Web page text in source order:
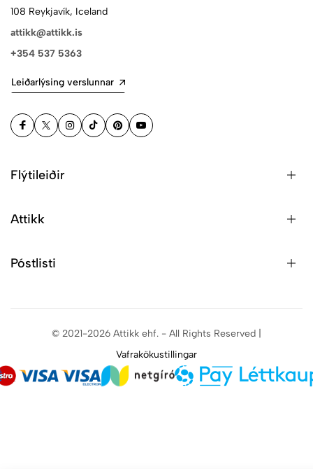
108 Reykjavík, Iceland
attikk@attikk.is
+354 537 5363
Leiðarlýsing verslunnar
Flýtileiðir
Attikk
Póstlisti
© 2021-2026 Attikk ehf. - All Rights Reserved |
Vafrakökustillingar